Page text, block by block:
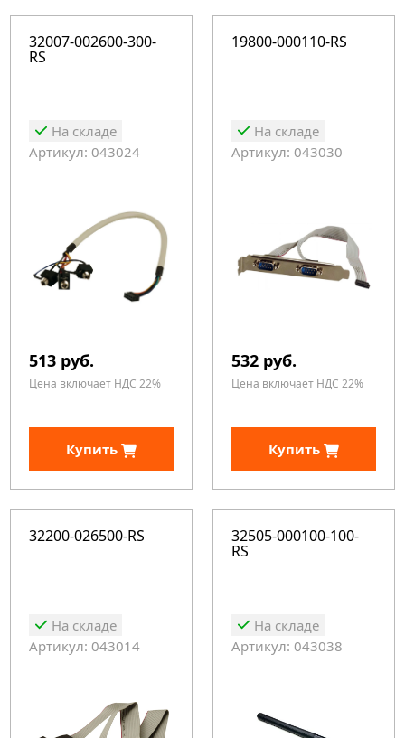
32007-002600-300-
RS
На складе
Артикул: 043024
513 руб.
Цена включает НДС 22%
Купить
19800-000110-RS
На складе
Артикул: 043030
532 руб.
Цена включает НДС 22%
Купить
32200-026500-RS
На складе
Артикул: 043014
32505-000100-100-
RS
На складе
Артикул: 043038